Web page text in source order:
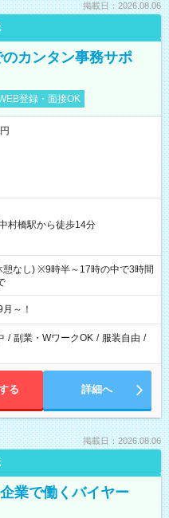
掲載日：2026.08.06
カンタン事務サポ
登録・面接OK
村橋駅から徒歩14分
なし) ※9時半～17時の中で3時間
～！
/ 副業・WワークOK / 服装自由 /
る 詳細へ
掲載日：2026.08.06
業で働くバイヤー